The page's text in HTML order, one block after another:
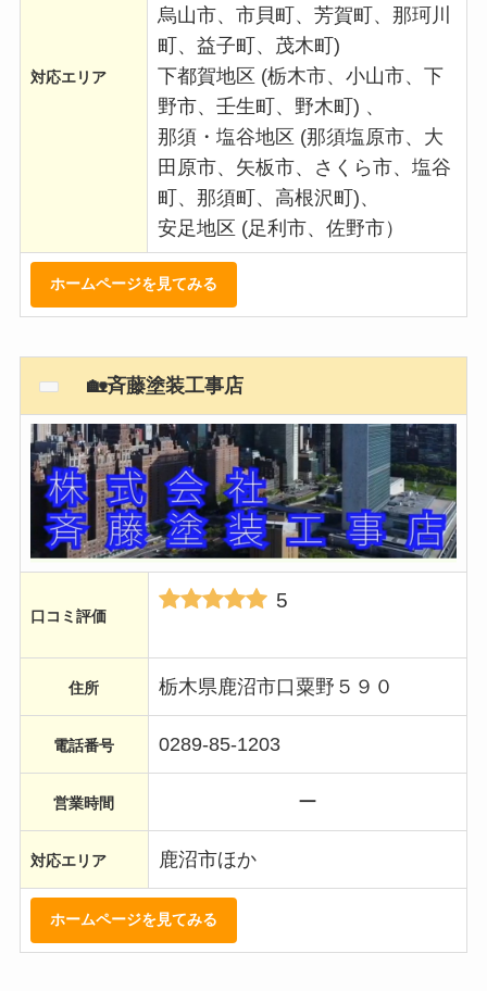
対応エリア
烏山市、市貝町、芳賀町、那珂川
町、益子町、茂木町)
下都賀地区 (栃木市、小山市、下
野市、壬生町、野木町) 、
那須・塩谷地区 (那須塩原市、大
田原市、矢板市、さくら市、塩谷
町、那須町、高根沢町)、
安足地区 (足利市、佐野市）
ホームページを見てみる
🏡斉藤塗装工事店
口コミ評価
5
住所 栃木県鹿沼市口粟野５９０
電話番号 0289-85-1203
営業時間 ー
対応エリア 鹿沼市ほか
ホームページを見てみる